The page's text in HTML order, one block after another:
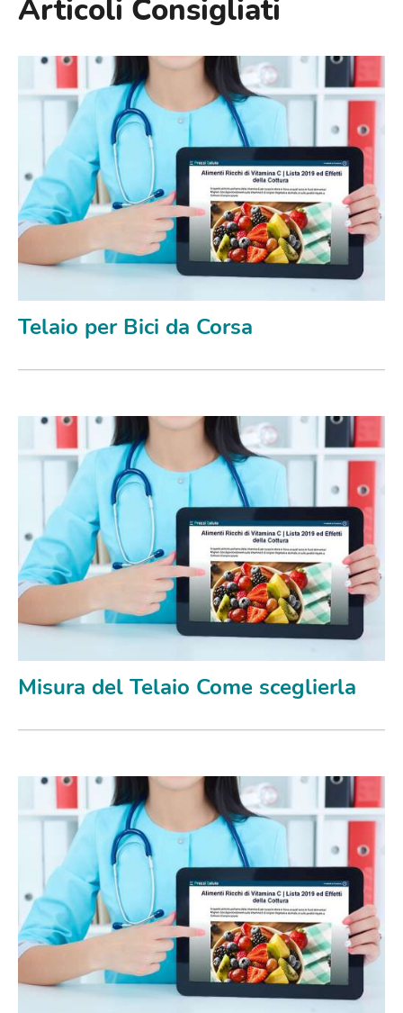
Articoli Consigliati
Telaio per Bici da Corsa
Misura del Telaio Come sceglierla